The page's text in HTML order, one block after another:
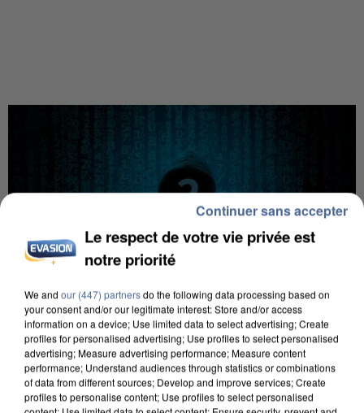
7 août 2026
Les données de 300 000 clients dérobées à
Le respect de votre vie privée est
notre priorité
We and our (447) partnersdo the following data processing based on
your consent and/or our legitimate interest: Store and/or access
information on a device; Use limited data to select advertising; Create
profiles for personalised advertising; Use profiles to select personalised
advertising; Measure advertising performance; Measure content
performance; Understand audiences through statistics or combinations
of data from different sources; Develop and improve services; Create
profiles to personalise content; Use profiles to select personalised
Continuer sans accepter